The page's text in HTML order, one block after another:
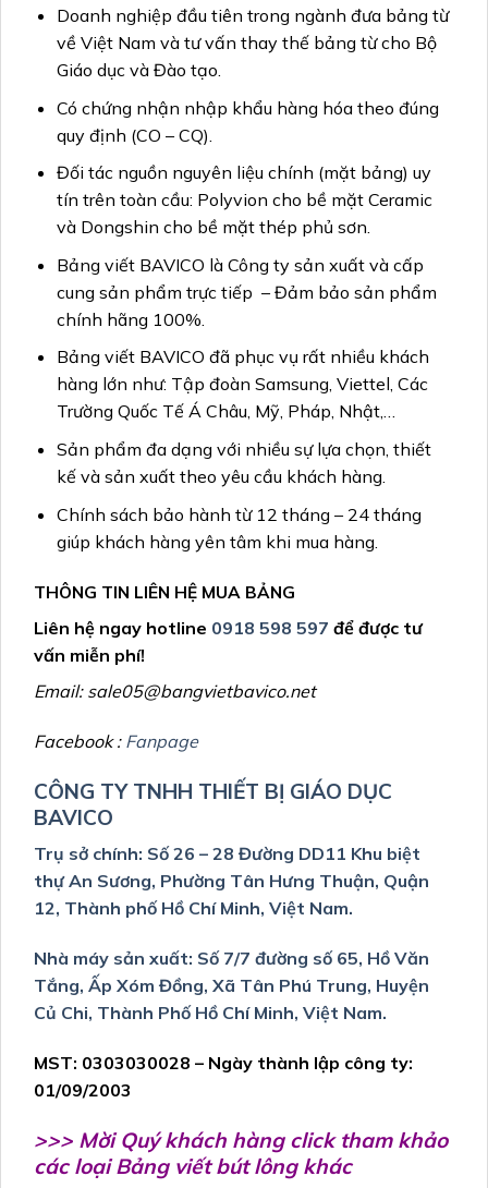
Doanh nghiệp đầu tiên trong ngành đưa bảng từ
về Việt Nam và tư vấn thay thế bảng từ cho Bộ
Giáo dục và Đào tạo.
Có chứng nhận nhập khẩu hàng hóa theo đúng
quy định (CO – CQ).
Đối tác nguồn nguyên liệu chính (mặt bảng) uy
tín trên toàn cầu: Polyvion cho bề mặt Ceramic
và Dongshin cho bề mặt thép phủ sơn.
Bảng viết BAVICO là Công ty sản xuất và cấp
cung sản phẩm trực tiếp – Đảm bảo sản phẩm
chính hãng 100%.
Bảng viết BAVICO đã phục vụ rất nhiều khách
hàng lớn như: Tập đoàn Samsung, Viettel, Các
Trường Quốc Tế Á Châu, Mỹ, Pháp, Nhật,…
Sản phẩm đa dạng với nhiều sự lựa chọn, thiết
kế và sản xuất theo yêu cầu khách hàng.
Chính sách bảo hành từ 12 tháng – 24 tháng
giúp khách hàng yên tâm khi mua hàng.
THÔNG TIN LIÊN HỆ MUA BẢNG
Liên hệ ngay hotline 0918 598 597 để được tư
vấn miễn phí!
Email: sale05@bangvietbavico.net
Facebook : Fanpage
CÔNG TY TNHH THIẾT BỊ GIÁO DỤC
BAVICO
Trụ sở chính: Số 26 – 28 Đường DD11 Khu biệt
thự An Sương, Phường Tân Hưng Thuận, Quận
12, Thành phố Hồ Chí Minh, Việt Nam.
Nhà máy sản xuất: Số 7/7 đường số 65, Hồ Văn
Tắng, Ấp Xóm Đồng, Xã Tân Phú Trung, Huyện
Củ Chi, Thành Phố Hồ Chí Minh, Việt Nam.
MST: 0303030028 – Ngày thành lập công ty:
01/09/2003
>>> Mời Quý khách hàng click tham khảo
các loại Bảng viết bút lông khác